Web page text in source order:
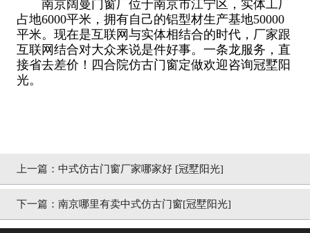
南京阔曼门窗厂位于南京市江宁区，实体工厂
占地6000平米，拥有自己的铝型材生产基地50000
平米。现在是互联网与实体相结合的时代，厂家跟
互联网结合对大众来说是件好事。一条龙服务，直
接省去差价！四合院仿古门窗定做欢迎咨询冠墅阳
光。
上一篇： 中式仿古门窗厂家哪家好 [冠墅阳光]
下一篇： 南京哪里有卖中式仿古门窗[冠墅阳光]